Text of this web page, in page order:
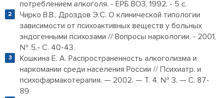
потреблением алкоголя. - ЕРБ ВОЗ, 1992. - 5 с.
Чирко В.В., Дроздов Э.С. О клинической типологии
зависимости от психоактивных веществ у больных
эндогенными психозами // Вопросы наркологии. - 2001,
№ 5.- С. 40-43.
Кошкина Е. А. Распространенность алкоголизма и
наркомании среди населения России // Психиатр. и
психофармакотерапия. — 2002. — Т. 4, № 3. — С. 87-
89.